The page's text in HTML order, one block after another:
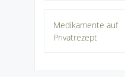
Medikamente auf
Privatrezept